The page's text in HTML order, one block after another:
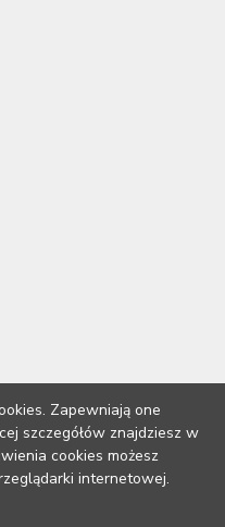
Zapewniają one
szczegółów znajdziesz w
cookies możesz
internetowej.